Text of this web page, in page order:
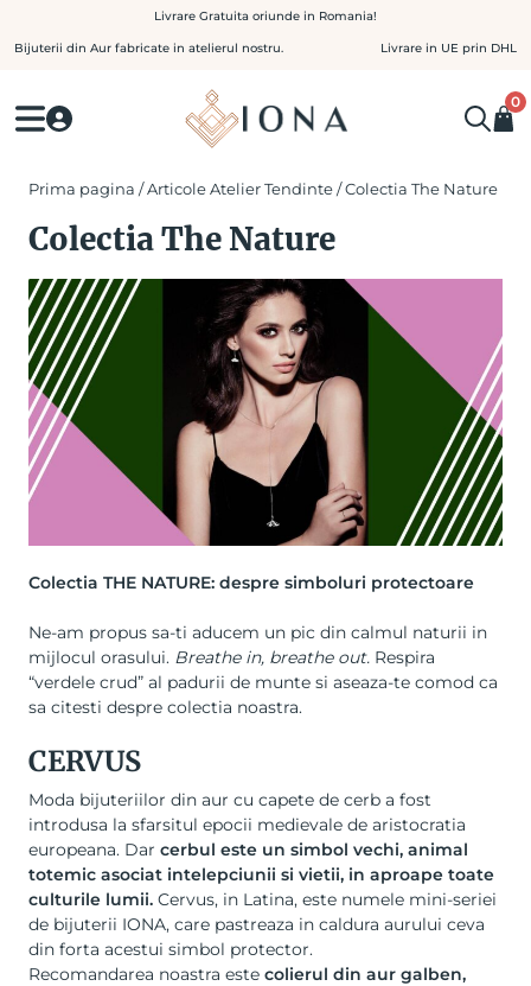
to
Livrare Gratuita oriunde in Romania!
Bijuterii din Aur fabricate in atelierul nostru. Livrare in UE prin DHL
0
Prima pagina /Articole Atelier Tendinte/ Colectia The Nature
Colectia The Nature
Colectia THE NATURE: despre simboluri protectoare
Ne-am propus sa-ti aducem un pic din calmul naturii in
mijlocul orasului. Breathe in, breathe out. Respira
“verdele crud” al padurii de munte si aseaza-te comod ca
sa citesti despre colectia noastra.
CERVUS
Moda bijuteriilor din aur cu capete de cerb a fost
introdusa la sfarsitul epocii medievale de aristocratia
europeana. Dar cerbul este un simbol vechi, animal
totemic asociat intelepciunii si vietii, in aproape toate
culturile lumii. Cervus, in Latina, este numele mini-seriei
de bijuterii IONA, care pastreaza in caldura aurului ceva
din forta acestui simbol protector.
Recomandarea noastra este colierul din aur galben,